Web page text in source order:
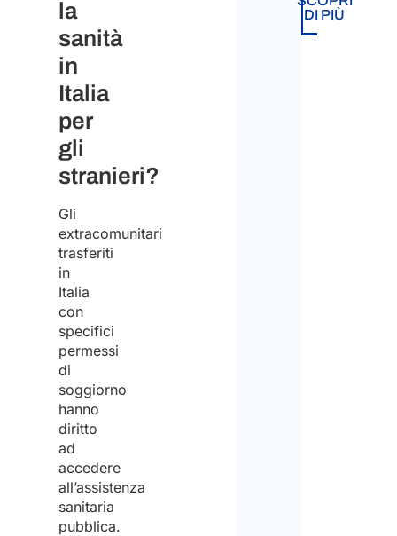
la
sanità
in
Italia
per
gli
stranieri?
Gli
extracomunitari
trasferiti
in
Italia
con
specifici
permessi
di
soggiorno
hanno
diritto
ad
accedere
all’assistenza
sanitaria
pubblica.
DI PIÙ